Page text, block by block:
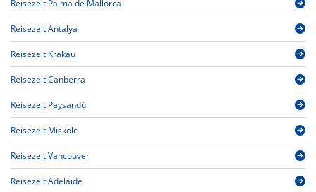
Reisezeit Palma de Mallorca
Reisezeit Antalya
Reisezeit Krakau
Reisezeit Canberra
Reisezeit Paysandú
Reisezeit Miskolc
Reisezeit Vancouver
Reisezeit Adelaide